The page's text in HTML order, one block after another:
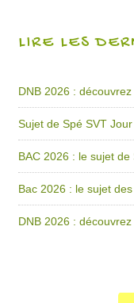
LIRE LES
DNB 2026 :
Sujet de Spé SVT
BAC 2026 : le sujet
Bac 2026 : le sujet
DNB 2026 :